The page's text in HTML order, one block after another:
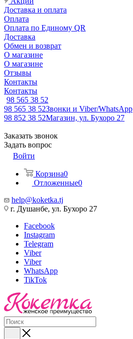
Доставка и оплата
Оплата
Оплата по Единому QR
Доставка
Обмен и возврат
О магазине
О магазине
Отзывы
Контакты
Контакты
98 565 38 52
98 565 38 52Звонки и Viber/WhatsApp
98 852 38 52Магазин, ул. Бухоро 27
Заказать звонок
Задать вопрос
Войти
Корзина0
Отложенные0
help@koketka.tj
г. Душанбе, ул. Бухоро 27
Facebook
Instagram
Telegram
Viber
Viber
WhatsApp
TikTok